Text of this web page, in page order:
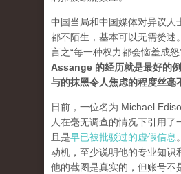
中国当局和中国媒体对异议人
都不陌生，基本可以无需赘述
言之“每一种权力都会恼羞成怒
Assange 的经历就是最好的
与的抹黑令人焦虑的程度丝毫
日前，一位名为 Michael
人在毫无调查的情况下引用了
且是早已被批驳过的虚假信息
动机，至少说明他的专业知识
他的截图是真实的，但账号不